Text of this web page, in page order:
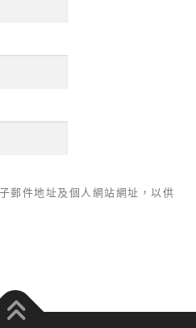
郵件地址及個人網站網址，以供